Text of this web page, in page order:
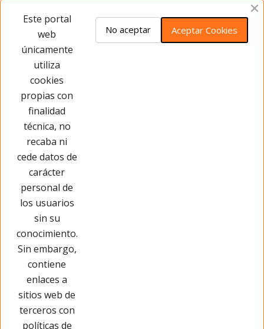
Opiniones del producto
Este producto no tiene opiniones ¡Sé
Este portal
web
únicamente
utiliza
cookies
propias con
finalidad
técnica, no
recaba ni
cede datos de
carácter
personal de
los usuarios
sin su
conocimiento.
Sin embargo,
contiene
enlaces a
sitios web de
terceros con
políticas de
Aceptar Cookies
No aceptar